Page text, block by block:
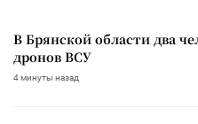
В Брянской области два
дронов ВСУ
4 минуты назад